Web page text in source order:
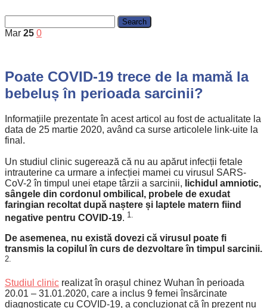
Mar 25 0
Poate COVID-19 trece de la mamă la
bebeluș în perioada sarcinii?
Informațiile prezentate în acest articol au fost de actualitate la
data de 25 martie 2020, având ca surse articolele link-uite la
final.
Un studiul clinic sugerează că nu au apărut infecții fetale
intrauterine ca urmare a infecției mamei cu virusul SARS-
CoV-2 în timpul unei etape târzii a sarcinii, lichidul amniotic,
sângele din cordonul ombilical, probele de exudat
faringian recoltat după naștere și laptele matern fiind
negative pentru COVID-19. 1.
De asemenea, nu există dovezi că virusul poate fi
transmis la copilul în curs de dezvoltare în timpul sarcinii.
2.
Studiul clinic realizat în orașul chinez Wuhan în perioada
20.01 – 31.01.2020, care a inclus 9 femei însărcinate
diagnosticate cu COVID-19, a concluzionat că în prezent nu